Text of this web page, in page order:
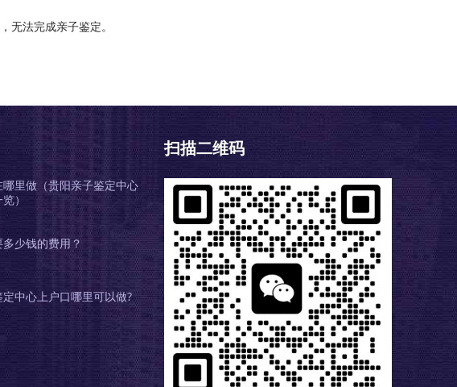
无法完成亲子鉴定。
里做（贵阳亲子鉴定中心
）
少钱的费用？
中心上户口哪里可以做?
扫描二维码